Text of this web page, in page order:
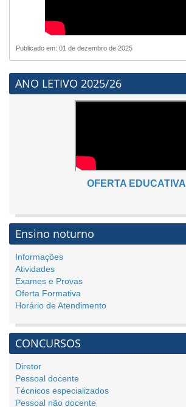
Publicado em: 01 de dezembro de 2025
ANO LETIVO 2025/26
OFERTA EDUCATIVA
Ensino noturno
Informações
Atividades
Exames e Provas
Oferta Formativa
Horário de Atendimento
CONCURSOS
Diretor
Pessoal docente
Técnicos especializados
Pessoal não docente